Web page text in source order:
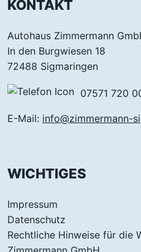
KONTAKT
Autohaus Zimmermann
In den Burgwiesen 18
72488 Sigmaringen
07571 720
E-Mail: info@zimmermann-
WICHTIGES
Impressum
Datenschutz
Rechtliche Hinweise für die